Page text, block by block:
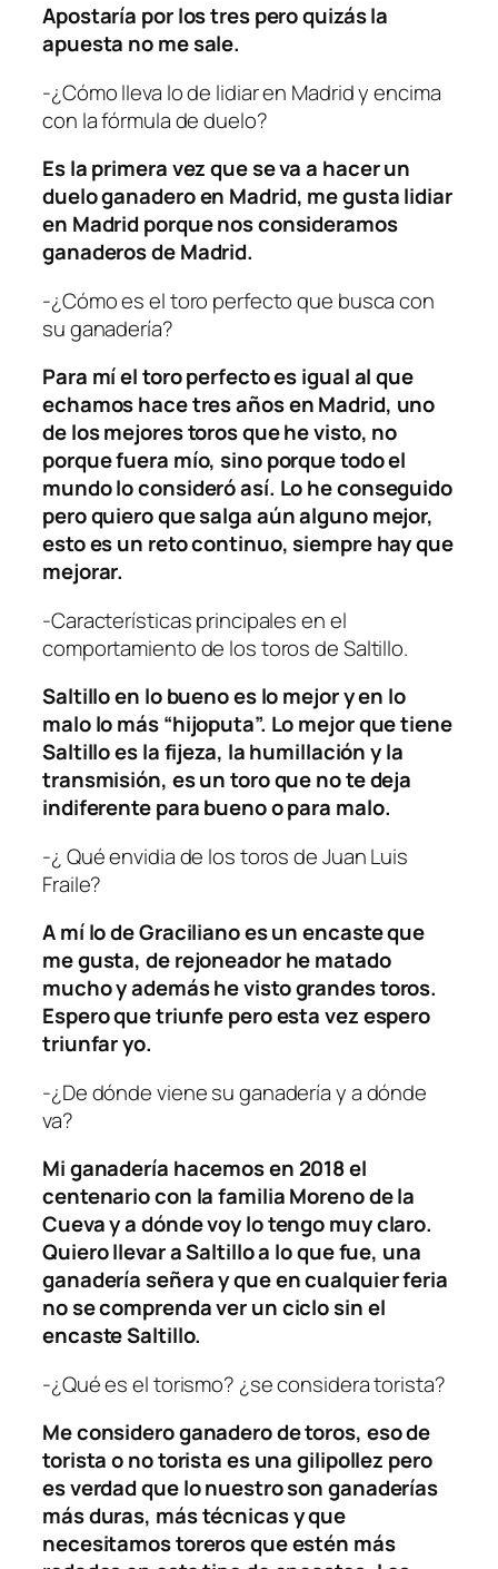
Apostaría por los tres pero quizás la
apuesta no me sale.
-¿Cómo lleva lo de lidiar en Madrid y encima
con la fórmula de duelo?
Es la primera vez que se va a hacer un
duelo ganadero en Madrid, me gusta lidiar
en Madrid porque nos consideramos
ganaderos de Madrid.
-¿Cómo es el toro perfecto que busca con
su ganadería?
Para mí el toro perfecto es igual al que
echamos hace tres años en Madrid, uno
de los mejores toros que he visto, no
porque fuera mío, sino porque todo el
mundo lo consideró así. Lo he conseguido
pero quiero que salga aún alguno mejor,
esto es un reto continuo, siempre hay que
mejorar.
-Características principales en el
comportamiento de los toros de Saltillo.
Saltillo en lo bueno es lo mejor y en lo
malo lo más “hijoputa”. Lo mejor que tiene
Saltillo es la fijeza, la humillación y la
transmisión, es un toro que no te deja
indiferente para bueno o para malo.
-¿ Qué envidia de los toros de Juan Luis
Fraile?
A mí lo de Graciliano es un encaste que
me gusta, de rejoneador he matado
mucho y además he visto grandes toros.
Espero que triunfe pero esta vez espero
triunfar yo.
-¿De dónde viene su ganadería y a dónde
va?
Mi ganadería hacemos en 2018 el
centenario con la familia Moreno de la
Cueva y a dónde voy lo tengo muy claro.
Quiero llevar a Saltillo a lo que fue, una
ganadería señera y que en cualquier feria
no se comprenda ver un ciclo sin el
encaste Saltillo.
-¿Qué es el torismo? ¿se considera torista?
Me considero ganadero de toros, eso de
torista o no torista es una gilipollez pero
es verdad que lo nuestro son ganaderías
más duras, más técnicas y que
necesitamos toreros que estén más